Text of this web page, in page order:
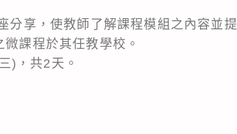
分享，使教師了解課程模組之內容並提
課程於其任教學校。
)，共2天。